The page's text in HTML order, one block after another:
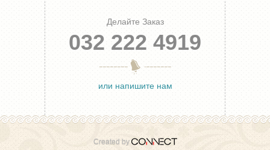
Делайте Заказ
032 222 4919
или напишите нам
Created by